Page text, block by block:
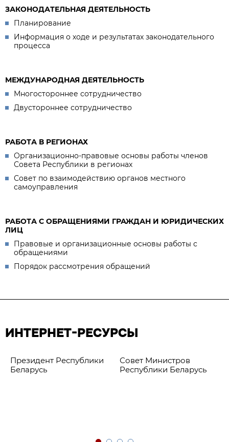
ЗАКОНОДАТЕЛЬНАЯ ДЕЯТЕЛЬНОСТЬ
Планирование
Информация о ходе и результатах законодательного
процесса
МЕЖДУНАРОДНАЯ ДЕЯТЕЛЬНОСТЬ
Многостороннее сотрудничество
Двустороннее сотрудничество
РАБОТА В РЕГИОНАХ
Организационно-правовые основы работы членов
Совета Республики в регионах
Совет по взаимодействию органов местного
самоуправления
РАБОТА С ОБРАЩЕНИЯМИ ГРАЖДАН И ЮРИДИЧЕСКИХ
ЛИЦ
Правовые и организационные основы работы с
обращениями
Порядок рассмотрения обращений
ИНТЕРНЕТ-РЕСУРСЫ
Президент Республики
Беларусь
Совет Министров
Республики Беларусь